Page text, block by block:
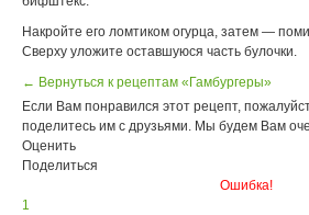
Накройте его ломтиком огурца, затем —
Сверху уложите оставшуюся часть булочки.
← Вернуться к рецептам «Гамбургеры»
Если Вам понравился этот рецепт,
поделитесь им с друзьями. Мы будем Вам
Оценить
Поделиться
Ошибка!
1